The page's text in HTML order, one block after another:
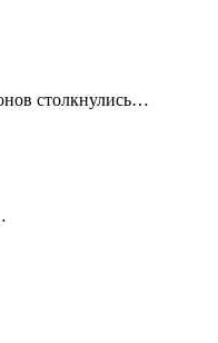
столкнулись…